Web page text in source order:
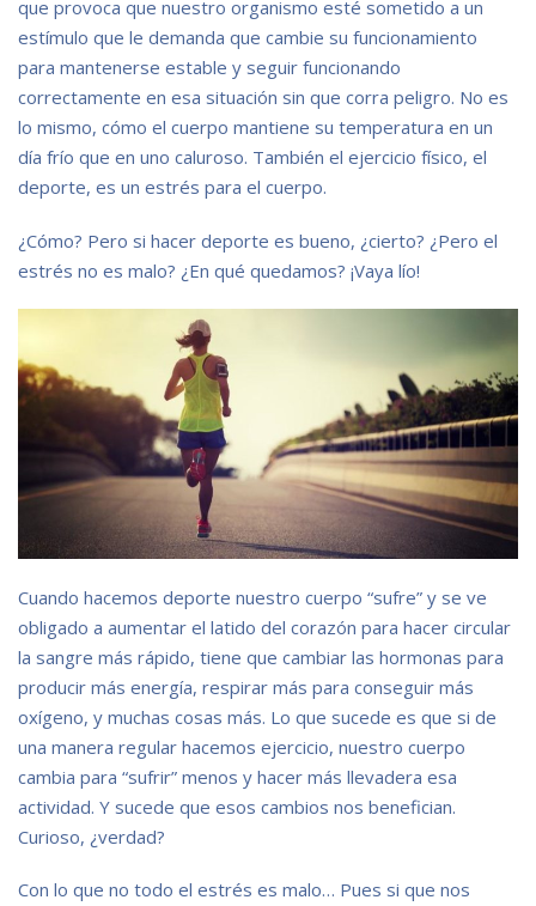
que provoca que nuestro organismo esté sometido a un
estímulo que le demanda que cambie su funcionamiento
para mantenerse estable y seguir funcionando
correctamente en esa situación sin que corra peligro. No es
lo mismo, cómo el cuerpo mantiene su temperatura en un
día frío que en uno caluroso. También el ejercicio físico, el
deporte, es un estrés para el cuerpo.
¿Cómo? Pero si hacer deporte es bueno, ¿cierto? ¿Pero el
estrés no es malo? ¿En qué quedamos? ¡Vaya lío!
Cuando hacemos deporte nuestro cuerpo “sufre” y se ve
obligado a aumentar el latido del corazón para hacer circular
la sangre más rápido, tiene que cambiar las hormonas para
producir más energía, respirar más para conseguir más
oxígeno, y muchas cosas más. Lo que sucede es que si de
una manera regular hacemos ejercicio, nuestro cuerpo
cambia para “sufrir” menos y hacer más llevadera esa
actividad. Y sucede que esos cambios nos benefician.
Curioso, ¿verdad?
Con lo que no todo el estrés es malo… Pues si que nos